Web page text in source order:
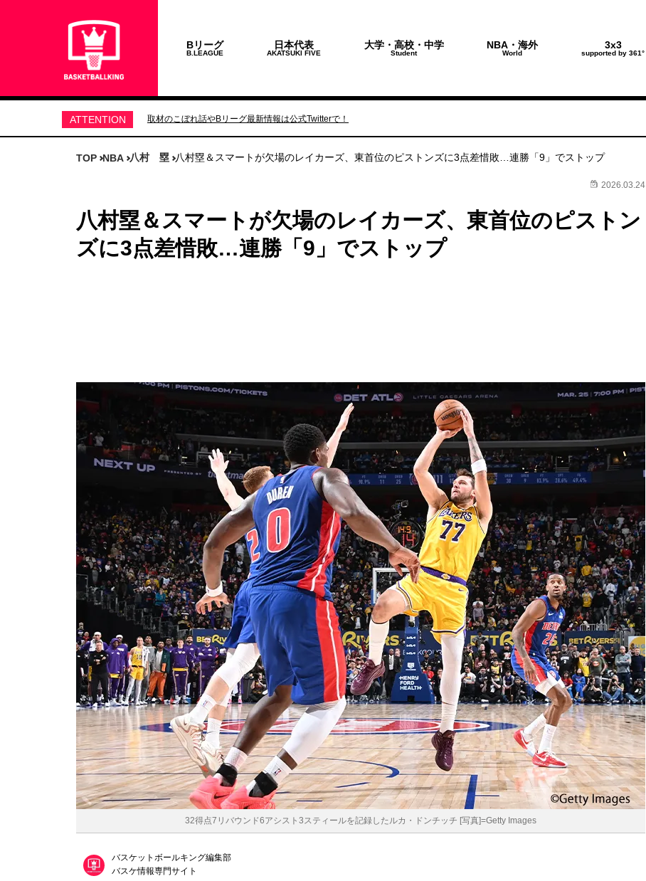
Bリーグ
B.LEAGUE
日本代表
AKATSUKI FIVE
大学・高校・中学
Student
NBA・海外
World
3x3
supported by 361°
ATTENTION 取材のこぼれ話やBリーグ最新情報は公式Twitterで！
TOP NBA 八村 塁 八村塁＆スマートが欠場のレイカーズ、東首位のピストンズに3点差惜敗…連勝「9」でストップ
2026.03.24
八村塁＆スマートが欠場のレイカーズ、東首位のピストン
ズに3点差惜敗…連勝「9」でストップ
32得点7リバウンド6アシスト3スティールを記録したルカ・ドンチッチ [写真]=Getty Images
バスケットボールキング編集部
バスケ情報専門サイト